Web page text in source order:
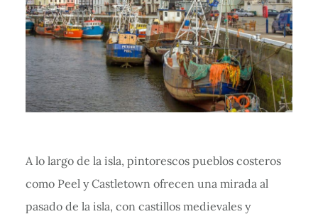
A lo largo de la isla, pintorescos pueblos costeros
como Peel y Castletown ofrecen una mirada al
pasado de la isla, con castillos medievales y